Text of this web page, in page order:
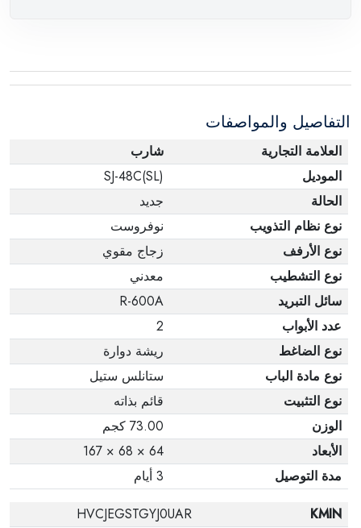
عبوته الأصلية. لاحظ أنه لا يمكن إرجاع المنتجات
وفي عبواتها الأصلية.
التفاصيل والمواصفات
العلامة التجارية
شارب
الموديل
SJ-48C(SL)
الحالة
جديد
نوع نظام التذويب
نوفروست
نوع الأرفف
زجاج مقوي
نوع التشطيب
معدني
سائل التبريد
R-600A
عدد الأبواب
2
نوع الضاغط
ريشة دوارة
نوع مادة الباب
ستانلس ستيل
نوع التثبيت
قائم بذاته
الوزن
73.00 كجم
الأبعاد
64 × 68 × 167
مدة التوصيل
3 أيام
KMIN
HVCJEGSTGYJ0UAR